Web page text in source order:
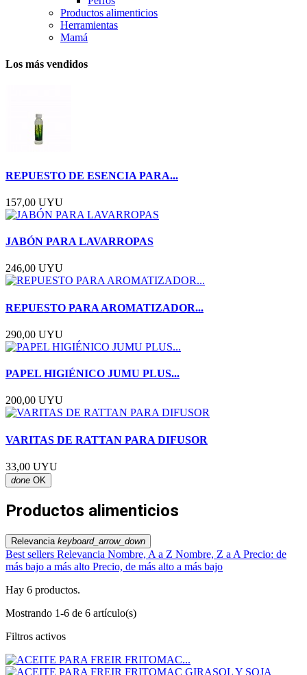
Productos alimenticios
Herramientas
Mamá
Los más vendidos
REPUESTO DE ESENCIA PARA...
157,00 UYU
JABÓN PARA LAVARROPAS
246,00 UYU
REPUESTO PARA AROMATIZADOR...
290,00 UYU
PAPEL HIGIÉNICO JUMU PLUS...
200,00 UYU
VARITAS DE RATTAN PARA DIFUSOR
33,00 UYU
done OK
Productos alimenticios
Relevancia keyboard_arrow_down
Best sellers Relevancia Nombre, A a Z Nombre, Z a A Precio: de
más bajo a más alto Precio, de más alto a más bajo
Hay 6 productos.
Mostrando 1-6 de 6 artículo(s)
Filtros activos